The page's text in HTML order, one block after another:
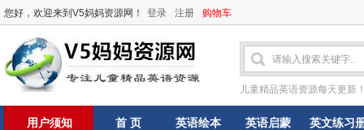
您好，欢迎来到V5妈妈资源网！ 登录 注册 购物车
儿童精品英语资源每天更新
用户须知 首 页 英语绘本 英语启蒙 英文练习